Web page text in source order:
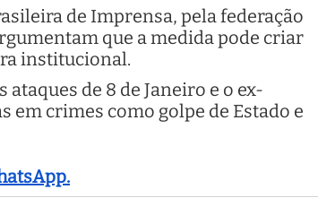
de Imprensa, pela federação
que a medida pode criar
institucional.
de 8 de Janeiro e o ex-
em crimes como golpe de Estado e